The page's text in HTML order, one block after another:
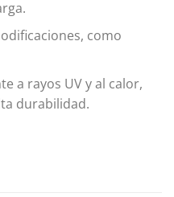
como
a rayos UV y al calor,
durabilidad.